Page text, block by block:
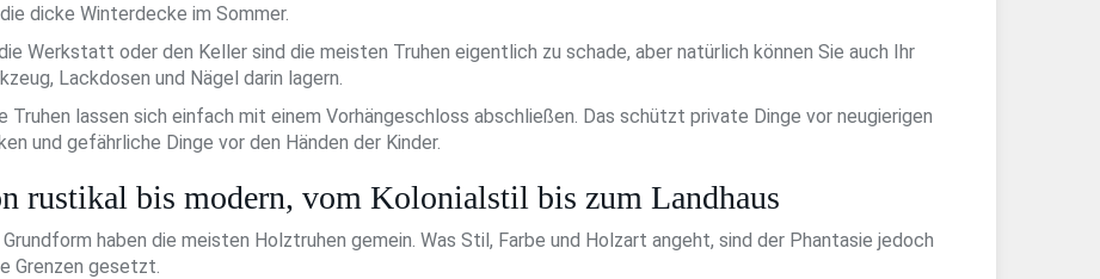
dicke Winterdecke im Sommer.
Werkstatt oder den Keller sind die meisten Truhen eigentlich zu schade, aber natürlich können Sie auch Ihr
Lackdosen und Nägel darin lagern.
Truhen lassen sich einfach mit einem Vorhängeschloss abschließen. Das schützt private Dinge vor neugierigen
und gefährliche Dinge vor den Händen der Kinder.
rustikal bis modern, vom Kolonialstil bis zum Landhaus
Grundform haben die meisten Holztruhen gemein. Was Stil, Farbe und Holzart angeht, sind der Phantasie jedoch
Grenzen gesetzt.